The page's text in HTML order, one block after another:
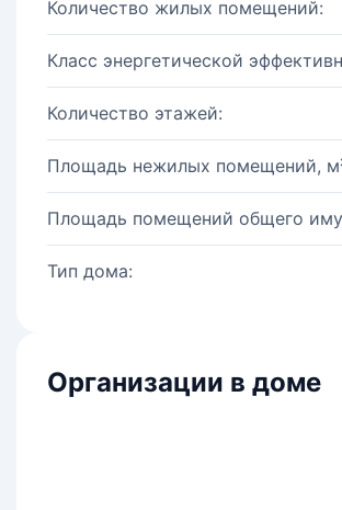
Количество жилых помещений:
Класс энергетической
Количество этажей:
Площадь нежилых помещений,
Площадь помещений общего
Тип дома:
Организации в доме